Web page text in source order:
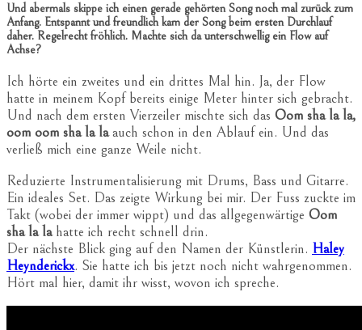
Und abermals skippe ich einen gerade gehörten Song noch mal zurück zum
Anfang. Entspannt und freundlich kam der Song beim ersten Durchlauf
daher. Regelrecht fröhlich. Machte sich da unterschwellig ein Flow auf
Achse?
Ich hörte ein zweites und ein drittes Mal hin. Ja, der Flow
hatte in meinem Kopf bereits einige Meter hinter sich gebracht.
Und nach dem ersten Vierzeiler mischte sich das Oom sha la la,
oom oom sha la laauch schon in den Ablauf ein. Und das
verließ mich eine ganze Weile nicht.
Reduzierte Instrumentalisierung mit Drums, Bass und Gitarre.
Ein ideales Set. Das zeigte Wirkung bei mir. Der Fuss zuckte im
Takt (wobei der immer wippt) und das allgegenwärtige Oom
sha la lahatte ich recht schnell drin.
Der nächste Blick ging auf den Namen der Künstlerin. Haley
Heynderickx. Sie hatte ich bis jetzt noch nicht wahrgenommen.
Hört mal hier, damit ihr wisst, wovon ich spreche.